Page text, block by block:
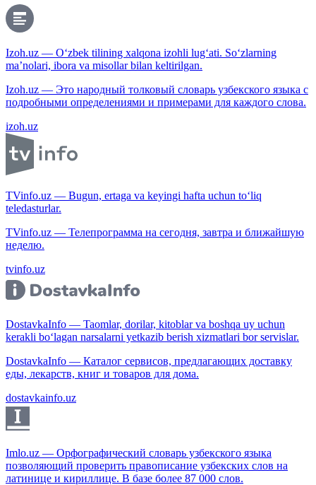
Izoh.uz — O‘zbek tilining xalqona izohli lug‘ati. So‘zlarning
ma’nolari, ibora va misollar bilan keltirilgan.
Izoh.uz — Это народный толковый словарь узбекского языка с
подробными определениями и примерами для каждого слова.
izoh.uz
TVinfo.uz — Bugun, ertaga va keyingi hafta uchun to‘liq
teledasturlar.
TVinfo.uz — Телепрограмма на сегодня, завтра и ближайшую
неделю.
tvinfo.uz
DostavkaInfo — Taomlar, dorilar, kitoblar va boshqa uy uchun
kerakli bo‘lagan narsalarni yetkazib berish xizmatlari bor servislar.
DostavkaInfo — Каталог сервисов, предлагающих доставку
еды, лекарств, книг и товаров для дома.
dostavkainfo.uz
Imlo.uz — Орфографический словарь узбекского языка
позволяющий проверить правописание узбекских слов на
латинице и кириллице. В базе более 87 000 слов.